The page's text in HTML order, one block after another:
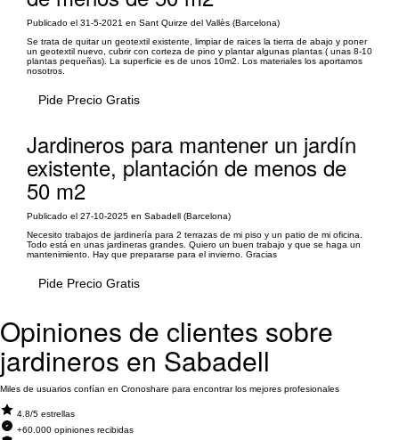
Publicado el 31-5-2021 en Sant Quirze del Vallès (Barcelona)
Se trata de quitar un geotextil existente, limpiar de raices la tierra de abajo y poner
un geotextil nuevo, cubrir con corteza de pino y plantar algunas plantas ( unas 8-10
plantas pequeñas). La superficie es de unos 10m2. Los materiales los aportamos
nosotros.
Pide Precio Gratis
Jardineros para mantener un jardín
existente, plantación de menos de
50 m2
Publicado el 27-10-2025 en Sabadell (Barcelona)
Necesito trabajos de jardinería para 2 terrazas de mi piso y un patio de mi oficina.
Todo está en unas jardineras grandes. Quiero un buen trabajo y que se haga un
mantenimiento. Hay que prepararse para el invierno. Gracias
Pide Precio Gratis
Opiniones de clientes sobre
jardineros en Sabadell
Miles de usuarios confían en Cronoshare para encontrar los mejores profesionales
4.8/5 estrellas
+60.000 opiniones recibidas